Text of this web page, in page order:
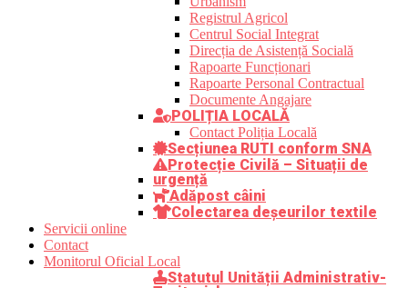
Registrul Agricol
Centrul Social Integrat
Direcția de Asistență Socială
Rapoarte Funcționari
Rapoarte Personal Contractual
Documente Angajare
POLIȚIA LOCALĂ
Contact Poliția Locală
Secțiunea RUTI conform SNA
Protecție Civilă – Situații de
urgență
Adăpost câini
Colectarea deșeurilor textile
Servicii online
Contact
Monitorul Oficial Local
Statutul Unității Administrativ-